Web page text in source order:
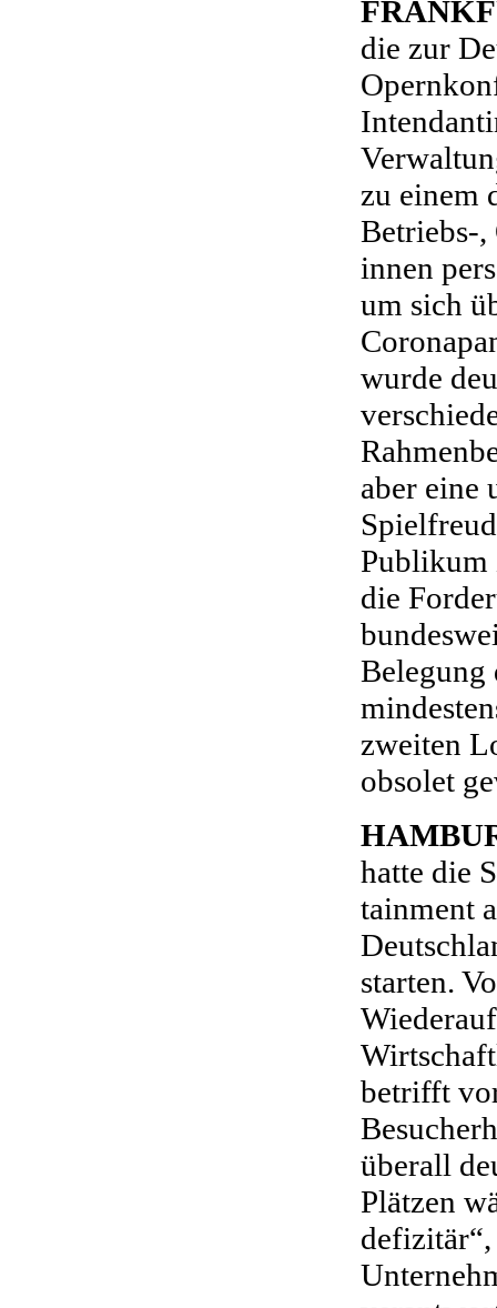
die zur
zu einem
Betriebs-
innen
um sich
wurde
aber eine
Publikum
die
Belegung
zweiten
obsolet
hatte die
tainment
starten.
betrifft
überall
Plätzen